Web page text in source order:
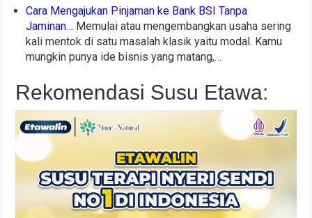
Cara Mengajukan Pinjaman ke Bank BSI Tanpa
Jaminan… Memulai atau mengembangkan usaha sering
kali mentok di satu masalah klasik yaitu modal. Kamu
mungkin punya ide bisnis yang matang,…
Rekomendasi Susu Etawa: